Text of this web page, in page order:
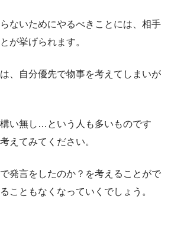
ないためにやるべきことには、相手
が挙げられます。
、自分優先で物事を考えてしまいが
い無し…という人も多いものです
えてみてください。
発言をしたのか？を考えることがで
こともなくなっていくでしょう。